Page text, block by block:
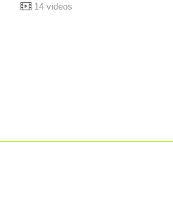
14 videos